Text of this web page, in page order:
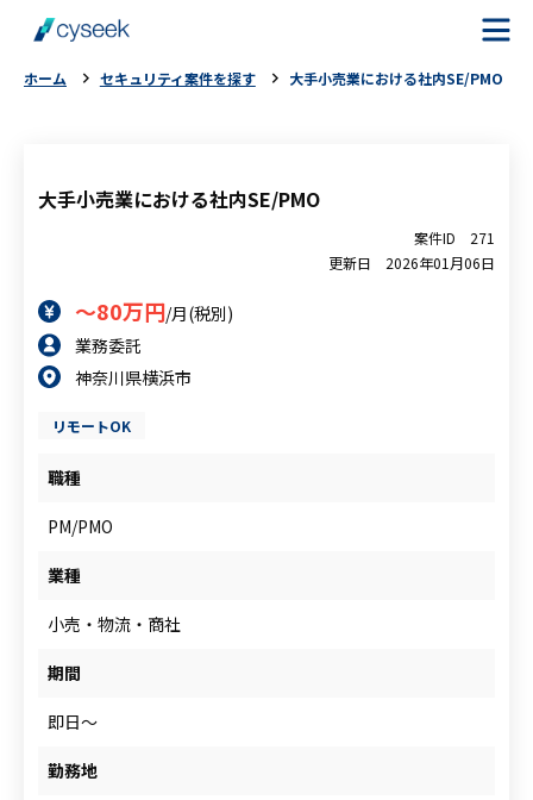
案件を探す
ご利用者様の声
よくある質問
案件について相談
ホーム セキュリティ案件を探す 大手小売業における社内SE/PMO
大手小売業における社内SE/PMO
案件ID
271
更新日
2026年01月06日
～80万円/月(税別)
業務委託
神奈川県横浜市
リモートOK
職種
PM/PMO
業種
小売・物流・商社
期間
即日～
勤務地